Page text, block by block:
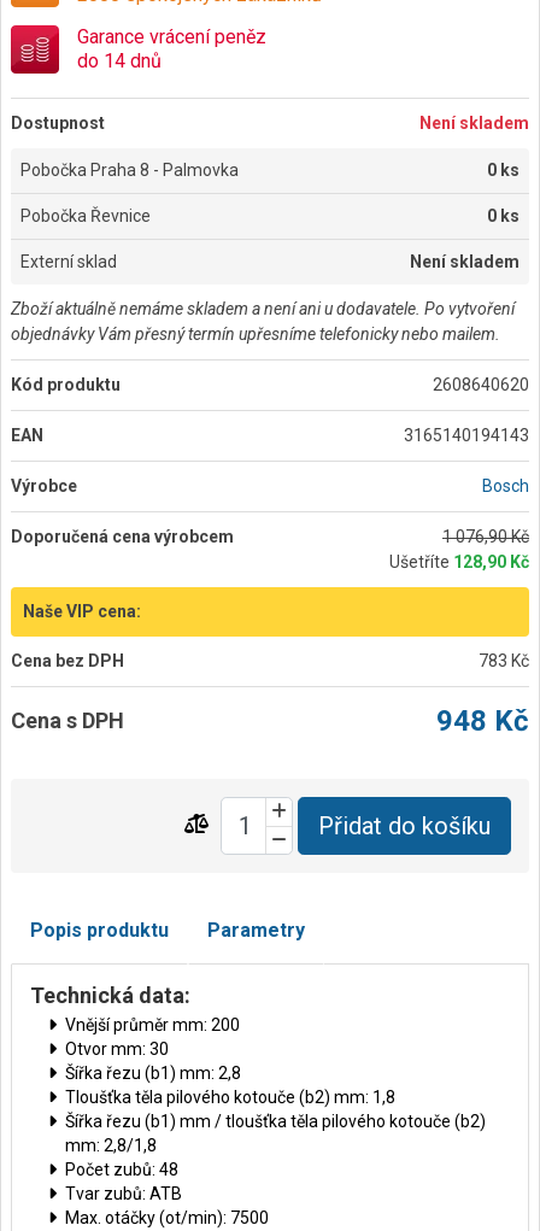
Garance vrácení peněz
do 14 dnů
Dostupnost Není skladem
Pobočka Praha 8 - Palmovka 0 ks
Pobočka Řevnice 0 ks
Externí sklad Není skladem
Zboží aktuálně nemáme skladem a není ani u dodavatele. Po vytvoření
objednávky Vám přesný termín upřesníme telefonicky nebo mailem.
Kód produktu 2608640620
EAN 3165140194143
Výrobce Bosch
Doporučená cena výrobcem
1 076,90 Kč
Ušetříte 128,90 Kč
Naše VIP cena:
Cena bez DPH 783 Kč
Cena s DPH 948 Kč
Přidat do košíku
Popis produktu Parametry
Technická data:
Vnější průměr mm: 200
Otvor mm: 30
Šířka řezu (b1) mm: 2,8
Tloušťka těla pilového kotouče (b2) mm: 1,8
Šířka řezu (b1) mm / tloušťka těla pilového kotouče (b2)
mm: 2,8/1,8
Počet zubů: 48
Tvar zubů: ATB
Max. otáčky (ot/min): 7500